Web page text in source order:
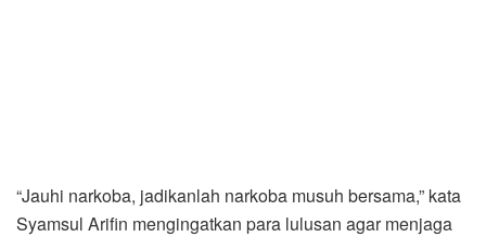
“Jauhi narkoba, jadikanlah narkoba musuh bersama,” kata
Syamsul Arifin mengingatkan para lulusan agar menjaga